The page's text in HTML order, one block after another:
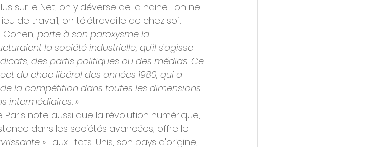
sur le Net, on y déverse de la haine ; on ne
de travail, on télétravaille de chez soi…
Cohen, porte à son paroxysme la
la société industrielle, qu'il s'agisse
des partis politiques ou des médias. Ce
du choc libéral des années 1980, qui a
la compétition dans toutes les dimensions
intermédiaires. »
note aussi que la révolution numérique,
dans les sociétés avancées, offre le
» : aux Etats-Unis, son pays d'origine,